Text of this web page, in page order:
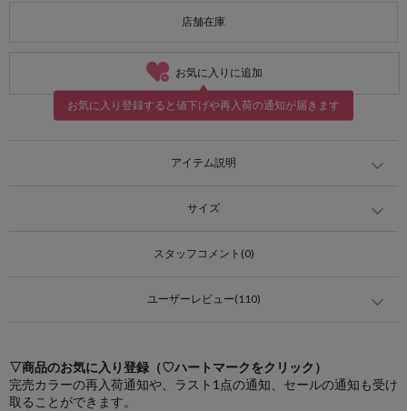
店舗在庫
お気に入りに追加
お気に入り登録すると値下げや再入荷の通知が届きます
アイテム説明
サイズ
スタッフコメント(0)
ユーザーレビュー(110)
▽商品のお気に入り登録（♡ハートマークをクリック）
完売カラーの再入荷通知や、ラスト1点の通知、セールの通知も受け
取ることができます。